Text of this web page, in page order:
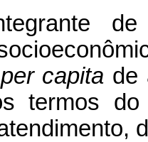
de
per capita de
termos